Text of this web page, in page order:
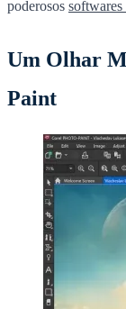
poderosos softwares
Um Olhar
Paint